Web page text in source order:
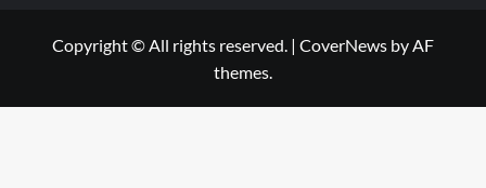
Copyright © All rights reserved. | CoverNews by AF
themes.